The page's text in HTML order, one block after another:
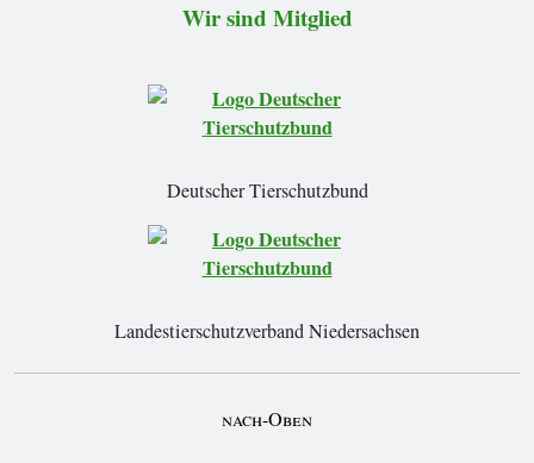
Wir sind Mitglied
Deutscher Tierschutzbund
Landestierschutzverband Niedersachsen
nach-Oben